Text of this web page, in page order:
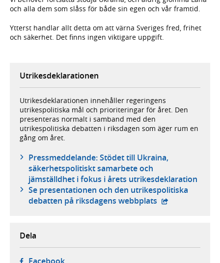
och alla dem som slåss för både sin egen och vår framtid.
Ytterst handlar allt detta om att värna Sveriges fred, frihet
och säkerhet. Det finns ingen viktigare uppgift.
Utrikesdeklarationen
Utrikesdeklarationen innehåller regeringens
utrikespolitiska mål och prioriteringar för året. Den
presenteras normalt i samband med den
utrikespolitiska debatten i riksdagen som äger rum en
gång om året.
Pressmeddelande: Stödet till Ukraina,
säkerhetspolitiskt samarbete och
jämställdhet i fokus i årets utrikesdeklaration
Se presentationen och den utrikespolitiska
debatten på riksdagens webbplats - extern
Dela
- öppnas i ny flik, extern webbplats,